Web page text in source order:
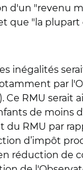
d'un
que "la
par
RMU serait
de moins
RMU par
d’impôt
réduction de